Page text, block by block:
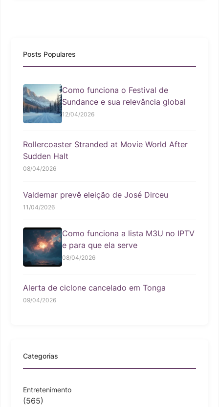
Posts Populares
Como funciona o Festival de
Sundance e sua relevância global
12/04/2026
Rollercoaster Stranded at Movie World After
Sudden Halt
08/04/2026
Valdemar prevê eleição de José Dirceu
11/04/2026
Como funciona a lista M3U no IPTV
e para que ela serve
08/04/2026
Alerta de ciclone cancelado em Tonga
09/04/2026
Categorias
Entretenimento
(565)